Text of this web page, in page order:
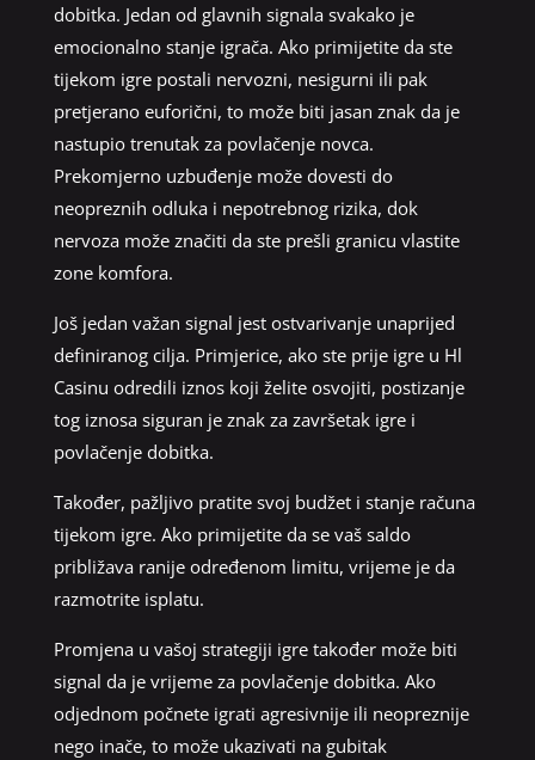
dobitka. Jedan od glavnih signala svakako je
emocionalno stanje igrača. Ako primijetite da ste
tijekom igre postali nervozni, nesigurni ili pak
pretjerano euforični, to može biti jasan znak da je
nastupio trenutak za povlačenje novca.
Prekomjerno uzbuđenje može dovesti do
neopreznih odluka i nepotrebnog rizika, dok
nervoza može značiti da ste prešli granicu vlastite
zone komfora.
Još jedan važan signal jest ostvarivanje unaprijed
definiranog cilja. Primjerice, ako ste prije igre u Hl
Casinu odredili iznos koji želite osvojiti, postizanje
tog iznosa siguran je znak za završetak igre i
povlačenje dobitka.
Također, pažljivo pratite svoj budžet i stanje računa
tijekom igre. Ako primijetite da se vaš saldo
približava ranije određenom limitu, vrijeme je da
razmotrite isplatu.
Promjena u vašoj strategiji igre također može biti
signal da je vrijeme za povlačenje dobitka. Ako
odjednom počnete igrati agresivnije ili neopreznije
nego inače, to može ukazivati na gubitak